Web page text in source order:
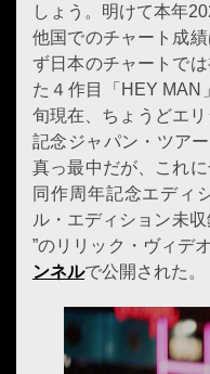
しょう。明けて本年
他国でのチャート成
ず日本のチャートで
た４作目「HEY MAN
旬現在、ちょうどエ
記念ジャパン・ツア
真っ最中だが、これ
同作周年記念エディ
ル・エディション未
”のリリック・ヴィデ
ンネルで公開された。